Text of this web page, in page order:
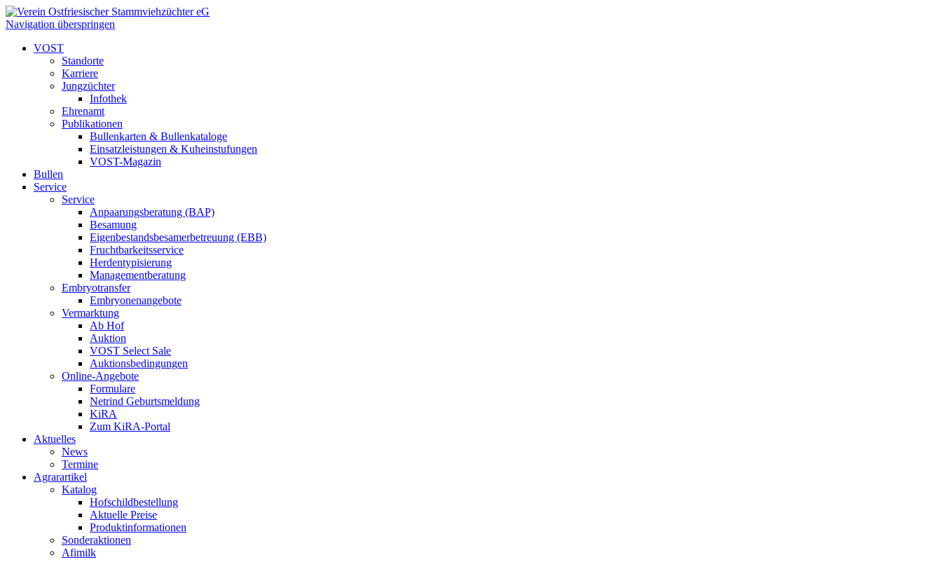
Navigation überspringen
VOST
Standorte
Karriere
Jungzüchter
Infothek
Ehrenamt
Publikationen
Bullenkarten & Bullenkataloge
Einsatzleistungen & Kuheinstufungen
VOST-Magazin
Bullen
Service
Service
Anpaarungsberatung (BAP)
Besamung
Eigenbestandsbesamerbetreuung (EBB)
Fruchtbarkeitsservice
Herdentypisierung
Managementberatung
Embryotransfer
Embryonenangebote
Vermarktung
Ab Hof
Auktion
VOST Select Sale
Auktionsbedingungen
Online-Angebote
Formulare
Netrind Geburtsmeldung
KiRA
Zum KiRA-Portal
Aktuelles
News
Termine
Agrarartikel
Katalog
Hofschildbestellung
Aktuelle Preise
Produktinformationen
Sonderaktionen
Afimilk